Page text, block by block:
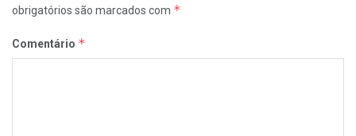
obrigatórios são marcados com *
Comentário *